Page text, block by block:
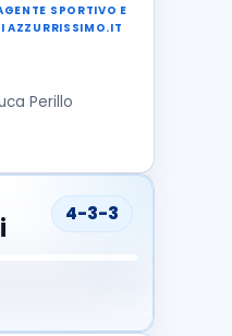
SPORTIVO E
AZZURRISSIMO.IT
Perillo
4-3-3